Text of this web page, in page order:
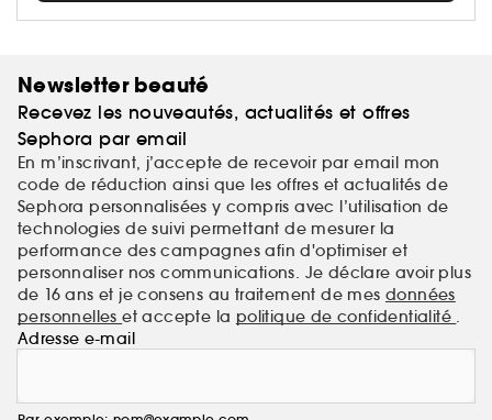
Newsletter beauté
Recevez les nouveautés, actualités et offres
Sephora par email
En m’inscrivant, j’accepte de recevoir par email mon
code de réduction ainsi que les offres et actualités de
Sephora personnalisées y compris avec l’utilisation de
technologies de suivi permettant de mesurer la
performance des campagnes afin d'optimiser et
personnaliser nos communications. Je déclare avoir plus
de 16 ans et je consens au traitement de mes données
personnelleset accepte la politique de confidentialité .
Adresse e-mail